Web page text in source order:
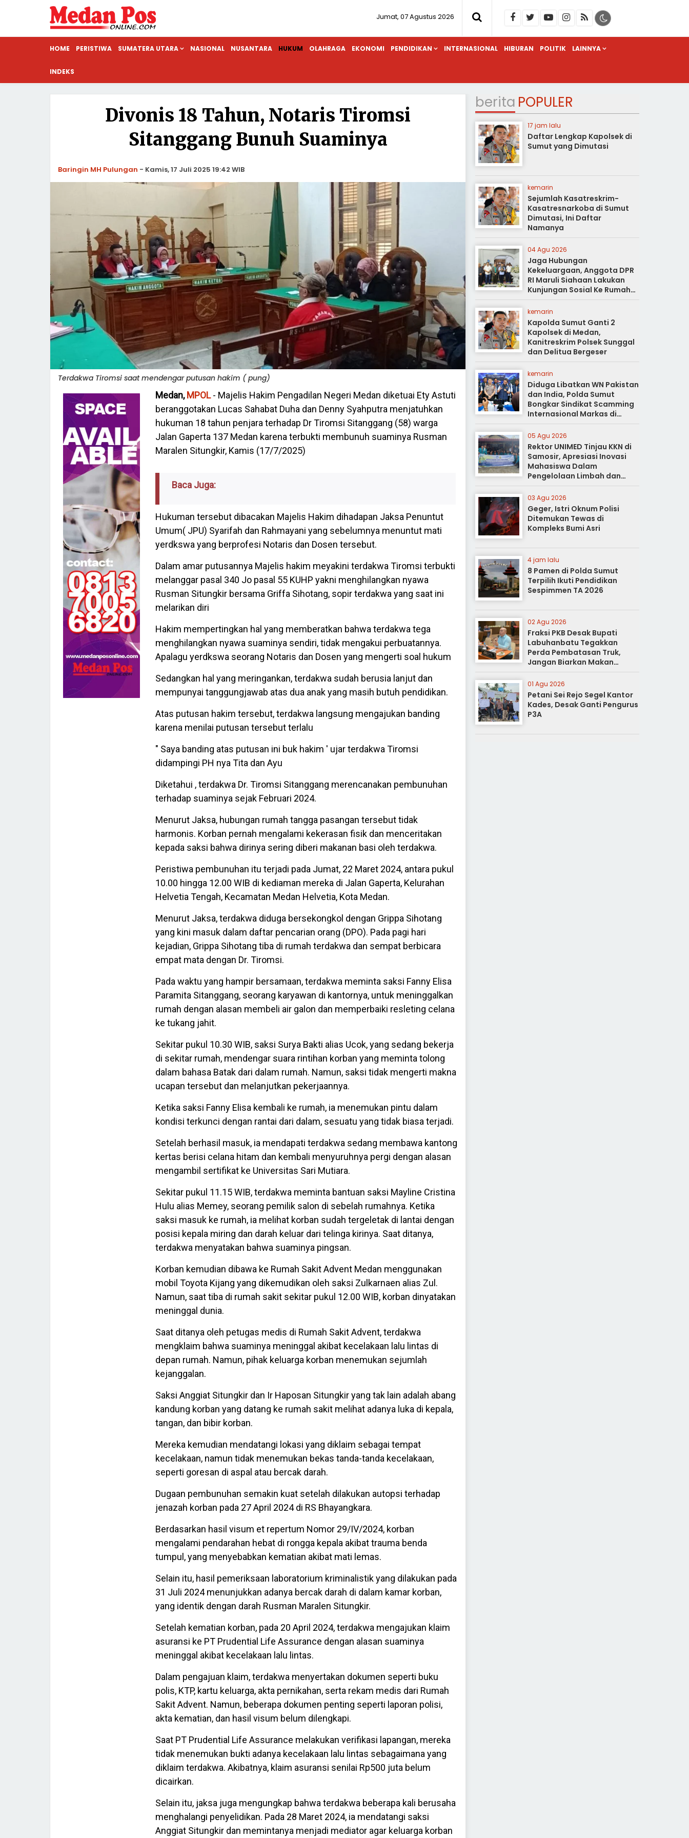
Jumat, 07 Agustus 2026
HOME PERISTIWA SUMATERA UTARA NASIONAL NUSANTARA HUKUM OLAHRAGA EKONOMI PENDIDIKAN INTERNASIONAL HIBURAN POLITIK LAINNYA
INDEKS
Divonis 18 Tahun, Notaris Tiromsi
Sitanggang Bunuh Suaminya
Baringin MH Pulungan - Kamis, 17 Juli 2025 19:42 WIB
Terdakwa Tiromsi saat mendengar putusan hakim ( pung)
Medan, MPOL- Majelis Hakim Pengadilan Negeri Medan diketuai Ety Astuti
beranggotakan Lucas Sahabat Duha dan Denny Syahputra menjatuhkan
hukuman 18 tahun penjara terhadap Dr Tiromsi Sitanggang (58) warga
Jalan Gaperta 137 Medan karena terbukti membunuh suaminya Rusman
Maralen Situngkir, Kamis (17/7/2025)
Baca Juga:
Hukuman tersebut dibacakan Majelis Hakim dihadapan Jaksa Penuntut
Umum( JPU) Syarifah dan Rahmayani yang sebelumnya menuntut mati
yerdkswa yang berprofesi Notaris dan Dosen tersebut.
Dalam amar putusannya Majelis hakim meyakini terdakwa Tiromsi terbukti
melanggar pasal 340 Jo pasal 55 KUHP yakni menghilangkan nyawa
Rusman Situngkir bersama Griffa Sihotang, sopir terdakwa yang saat ini
melarikan diri
Hakim mempertingkan hal yang memberatkan bahwa terdakwa tega
menghilangkan nyawa suaminya sendiri, tidak mengakui perbuatannya.
Apalagu yerdkswa seorang Notaris dan Dosen yang mengerti soal hukum
Sedangkan hal yang meringankan, terdakwa sudah berusia lanjut dan
mempunyai tanggungjawab atas dua anak yang masih butuh pendidikan.
Atas putusan hakim tersebut, terdakwa langsung mengajukan banding
karena menilai putusan tersebut terlalu
" Saya banding atas putusan ini buk hakim ' ujar terdakwa Tiromsi
didampingi PH nya Tita dan Ayu
Diketahui , terdakwa Dr. Tiromsi Sitanggang merencanakan pembunuhan
terhadap suaminya sejak Februari 2024.
Menurut Jaksa, hubungan rumah tangga pasangan tersebut tidak
harmonis. Korban pernah mengalami kekerasan fisik dan menceritakan
kepada saksi bahwa dirinya sering diberi makanan basi oleh terdakwa.
Peristiwa pembunuhan itu terjadi pada Jumat, 22 Maret 2024, antara pukul
10.00 hingga 12.00 WIB di kediaman mereka di Jalan Gaperta, Kelurahan
Helvetia Tengah, Kecamatan Medan Helvetia, Kota Medan.
Menurut Jaksa, terdakwa diduga bersekongkol dengan Grippa Sihotang
yang kini masuk dalam daftar pencarian orang (DPO). Pada pagi hari
kejadian, Grippa Sihotang tiba di rumah terdakwa dan sempat berbicara
empat mata dengan Dr. Tiromsi.
Pada waktu yang hampir bersamaan, terdakwa meminta saksi Fanny Elisa
Paramita Sitanggang, seorang karyawan di kantornya, untuk meninggalkan
rumah dengan alasan membeli air galon dan memperbaiki resleting celana
ke tukang jahit.
Sekitar pukul 10.30 WIB, saksi Surya Bakti alias Ucok, yang sedang bekerja
di sekitar rumah, mendengar suara rintihan korban yang meminta tolong
dalam bahasa Batak dari dalam rumah. Namun, saksi tidak mengerti makna
ucapan tersebut dan melanjutkan pekerjaannya.
Ketika saksi Fanny Elisa kembali ke rumah, ia menemukan pintu dalam
kondisi terkunci dengan rantai dari dalam, sesuatu yang tidak biasa terjadi.
Setelah berhasil masuk, ia mendapati terdakwa sedang membawa kantong
kertas berisi celana hitam dan kembali menyuruhnya pergi dengan alasan
mengambil sertifikat ke Universitas Sari Mutiara.
Sekitar pukul 11.15 WIB, terdakwa meminta bantuan saksi Mayline Cristina
Hulu alias Memey, seorang pemilik salon di sebelah rumahnya. Ketika
saksi masuk ke rumah, ia melihat korban sudah tergeletak di lantai dengan
posisi kepala miring dan darah keluar dari telinga kirinya. Saat ditanya,
terdakwa menyatakan bahwa suaminya pingsan.
Korban kemudian dibawa ke Rumah Sakit Advent Medan menggunakan
mobil Toyota Kijang yang dikemudikan oleh saksi Zulkarnaen alias Zul.
Namun, saat tiba di rumah sakit sekitar pukul 12.00 WIB, korban dinyatakan
meninggal dunia.
Saat ditanya oleh petugas medis di Rumah Sakit Advent, terdakwa
mengklaim bahwa suaminya meninggal akibat kecelakaan lalu lintas di
depan rumah. Namun, pihak keluarga korban menemukan sejumlah
kejanggalan.
Saksi Anggiat Situngkir dan Ir Haposan Situngkir yang tak lain adalah abang
kandung korban yang datang ke rumah sakit melihat adanya luka di kepala,
tangan, dan bibir korban.
Mereka kemudian mendatangi lokasi yang diklaim sebagai tempat
kecelakaan, namun tidak menemukan bekas tanda-tanda kecelakaan,
seperti goresan di aspal atau bercak darah.
Dugaan pembunuhan semakin kuat setelah dilakukan autopsi terhadap
jenazah korban pada 27 April 2024 di RS Bhayangkara.
Berdasarkan hasil visum et repertum Nomor 29/IV/2024, korban
mengalami pendarahan hebat di rongga kepala akibat trauma benda
tumpul, yang menyebabkan kematian akibat mati lemas.
Selain itu, hasil pemeriksaan laboratorium kriminalistik yang dilakukan pada
31 Juli 2024 menunjukkan adanya bercak darah di dalam kamar korban,
yang identik dengan darah Rusman Maralen Situngkir.
Setelah kematian korban, pada 20 April 2024, terdakwa mengajukan klaim
asuransi ke PT Prudential Life Assurance dengan alasan suaminya
meninggal akibat kecelakaan lalu lintas.
Dalam pengajuan klaim, terdakwa menyertakan dokumen seperti buku
polis, KTP, kartu keluarga, akta pernikahan, serta rekam medis dari Rumah
Sakit Advent. Namun, beberapa dokumen penting seperti laporan polisi,
akta kematian, dan hasil visum belum dilengkapi.
Saat PT Prudential Life Assurance melakukan verifikasi lapangan, mereka
tidak menemukan bukti adanya kecelakaan lalu lintas sebagaimana yang
diklaim terdakwa. Akibatnya, klaim asuransi senilai Rp500 juta belum
dicairkan.
Selain itu, jaksa juga mengungkap bahwa terdakwa beberapa kali berusaha
menghalangi penyelidikan. Pada 28 Maret 2024, ia mendatangi saksi
Anggiat Situngkir dan memintanya menjadi mediator agar keluarga korban
berita POPULER
17 jam lalu
Daftar Lengkap Kapolsek di
Sumut yang Dimutasi
kemarin
Sejumlah Kasatreskrim-
Kasatresnarkoba di Sumut
Dimutasi, Ini Daftar
Namanya
04 Agu 2026
Jaga Hubungan
Kekeluargaan, Anggota DPR
RI Maruli Siahaan Lakukan
Kunjungan Sosial Ke Rumah
Duka
kemarin
Kapolda Sumut Ganti 2
Kapolsek di Medan,
Kanitreskrim Polsek Sunggal
dan Delitua Bergeser
kemarin
Diduga Libatkan WN Pakistan
dan India, Polda Sumut
Bongkar Sindikat Scamming
Internasional Markas di
Apartemen Podomoro
05 Agu 2026
Rektor UNIMED Tinjau KKN di
Samosir, Apresiasi Inovasi
Mahasiswa Dalam
Pengelolaan Limbah dan
Pertanian Ramah Lingkungan
03 Agu 2026
Geger, Istri Oknum Polisi
Ditemukan Tewas di
Kompleks Bumi Asri
4 jam lalu
8 Pamen di Polda Sumut
Terpilih Ikuti Pendidikan
Sespimmen TA 2026
02 Agu 2026
Fraksi PKB Desak Bupati
Labuhanbatu Tegakkan
Perda Pembatasan Truk,
Jangan Biarkan Makan
Korban
01 Agu 2026
Petani Sei Rejo Segel Kantor
Kades, Desak Ganti Pengurus
P3A